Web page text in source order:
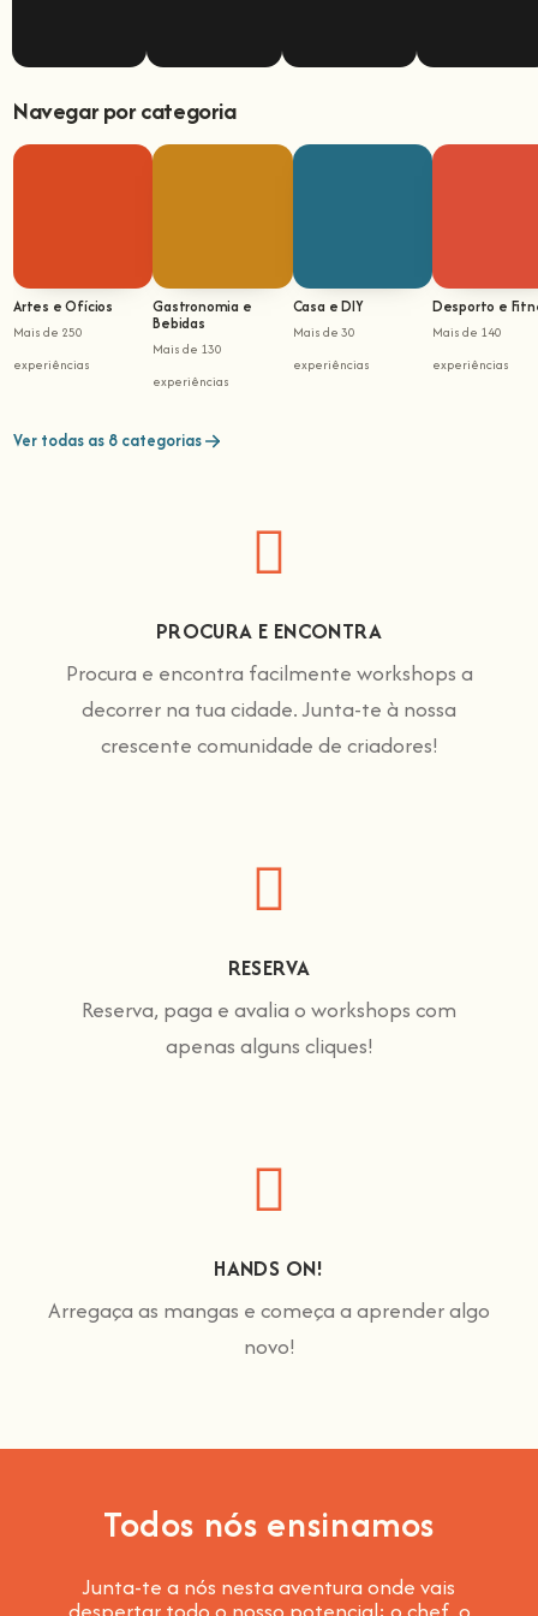
Navegar por categoria
Artes e Ofícios
Mais de 250
experiências
Gastronomia e
Bebidas
Mais de 130
experiências
Casa e DIY
Mais de 30
experiências
Desporto e
Mais de 140
experiências
Ver todas as 8 categorias
PROCURA E ENCONTRA
Procura e encontra facilmente workshops a
decorrer na tua cidade. Junta-te à nossa
crescente comunidade de criadores!
RESERVA
Reserva, paga e avalia o workshops com
apenas alguns cliques!
HANDS ON!
Arregaça as mangas e começa a aprender algo
novo!
Todos nós ensinamos
Junta-te a nós nesta aventura onde vais